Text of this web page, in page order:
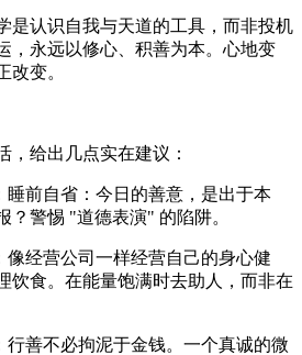
是认识自我与天道的工具，而非投机
，永远以修心、积善为本。心地变
改变。
，给出几点实在建议：
睡前自省：今日的善意，是出于本
？警惕 "道德表演" 的陷阱。
像经营公司一样经营自己的身心健
饮食。在能量饱满时去助人，而非在
行善不必拘泥于金钱。一个真诚的微